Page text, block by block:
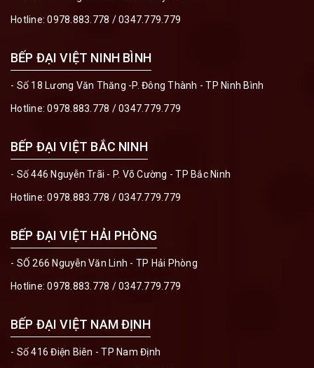
Hotline:0978.883.778 /0347.779.779
BẾP ĐẠI VIỆT NINH BÌNH
- Số 18 Lương Văn Thăng -P. Đông Thành - TP Ninh Bình
Hotline:0978.883.778 /0347.779.779
BẾP ĐẠI VIỆT BẮC NINH
- Số 446 Nguyễn Trãi - P. Võ Cường - TP Bắc Ninh
Hotline:0978.883.778 /0347.779.779
BẾP ĐẠI VIỆT HẢI PHÒNG
- SỐ 266 Nguyễn Văn Linh - TP Hải Phòng
Hotline:0978.883.778 /0347.779.779
BẾP ĐẠI VIỆT NAM ĐỊNH
- Số 416 Điện Biên - TP Nam Định